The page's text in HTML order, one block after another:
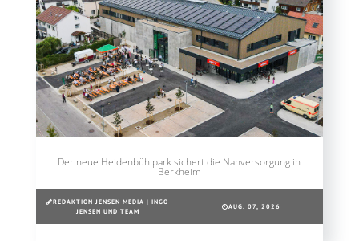
Der neue Heidenbühlpark sichert die Nahversorgung in
Berkheim
REDAKTION JENSEN MEDIA | INGO
JENSEN UND TEAM
AUG. 07, 2026